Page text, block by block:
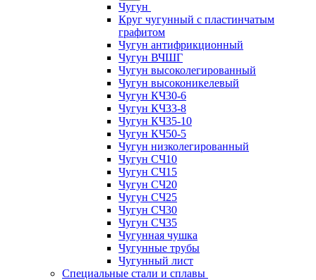
Чугун
Круг чугунный с пластинчатым
графитом
Чугун антифрикционный
Чугун ВЧШГ
Чугун высоколегированный
Чугун высоконикелевый
Чугун КЧ30-6
Чугун КЧ33-8
Чугун КЧ35-10
Чугун КЧ50-5
Чугун низколегированный
Чугун СЧ10
Чугун СЧ15
Чугун СЧ20
Чугун СЧ25
Чугун СЧ30
Чугун СЧ35
Чугунная чушка
Чугунные трубы
Чугунный лист
Специальные стали и сплавы